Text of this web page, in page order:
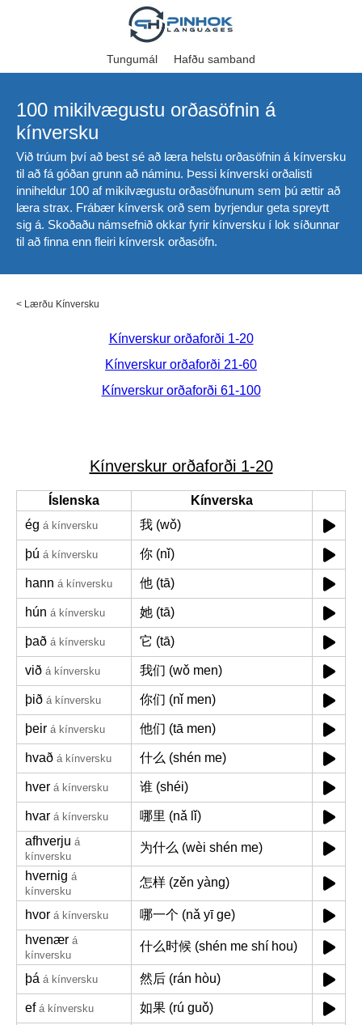
Tungumál Hafðu samband
100 mikilvægustu orðasöfnin á
kínversku
Við trúum því að best sé að læra helstu orðasöfnin á kínversku
til að fá góðan grunn að náminu. Þessi kínverski orðalisti
inniheldur 100 af mikilvægustu orðasöfnunum sem þú ættir að
læra strax. Frábær kínversk orð sem byrjendur geta spreytt
sig á. Skoðaðu námsefnið okkar fyrir kínversku í lok síðunnar
til að finna enn fleiri kínversk orðasöfn.
< Lærðu Kínversku
Kínverskur orðaforði 1-20
Kínverskur orðaforði 21-60
Kínverskur orðaforði 61-100
Kínverskur orðaforði 1-20
Íslenska
Kínverska
ég á kínversku 我 (wǒ)
þú á kínversku 你 (nǐ)
hann á kínversku 他 (tā)
hún á kínversku 她 (tā)
það á kínversku 它 (tā)
við á kínversku 我们 (wǒ men)
þið á kínversku 你们 (nǐ men)
þeir á kínversku 他们 (tā men)
hvað á kínversku 什么 (shén me)
hver á kínversku 谁 (shéi)
hvar á kínversku
哪里 (nǎ lǐ)
afhverju á
kínversku
为什么 (wèi shén me)
hvernig á
kínversku
怎样 (zěn yàng)
hvor á kínversku
哪一个 (nǎ yī ge)
hvenær á
kínversku
什么时候 (shén me shí hou)
þá á kínversku 然后 (rán hòu)
ef á kínversku
如果 (rú guǒ)